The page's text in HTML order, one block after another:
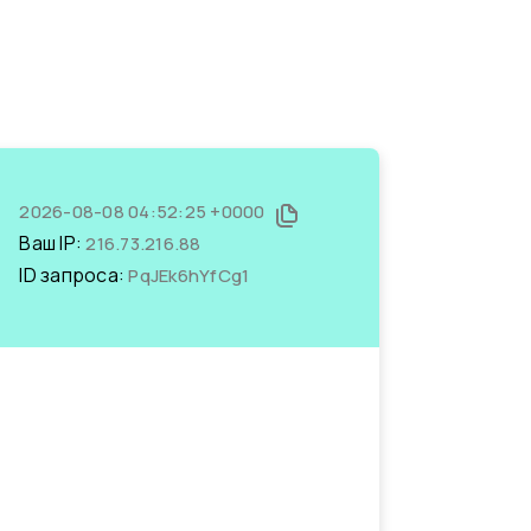
2026-08-08 04:52:25 +0000
Ваш IP:216.73.216.88
ID запроса:PqJEk6hYfCg1